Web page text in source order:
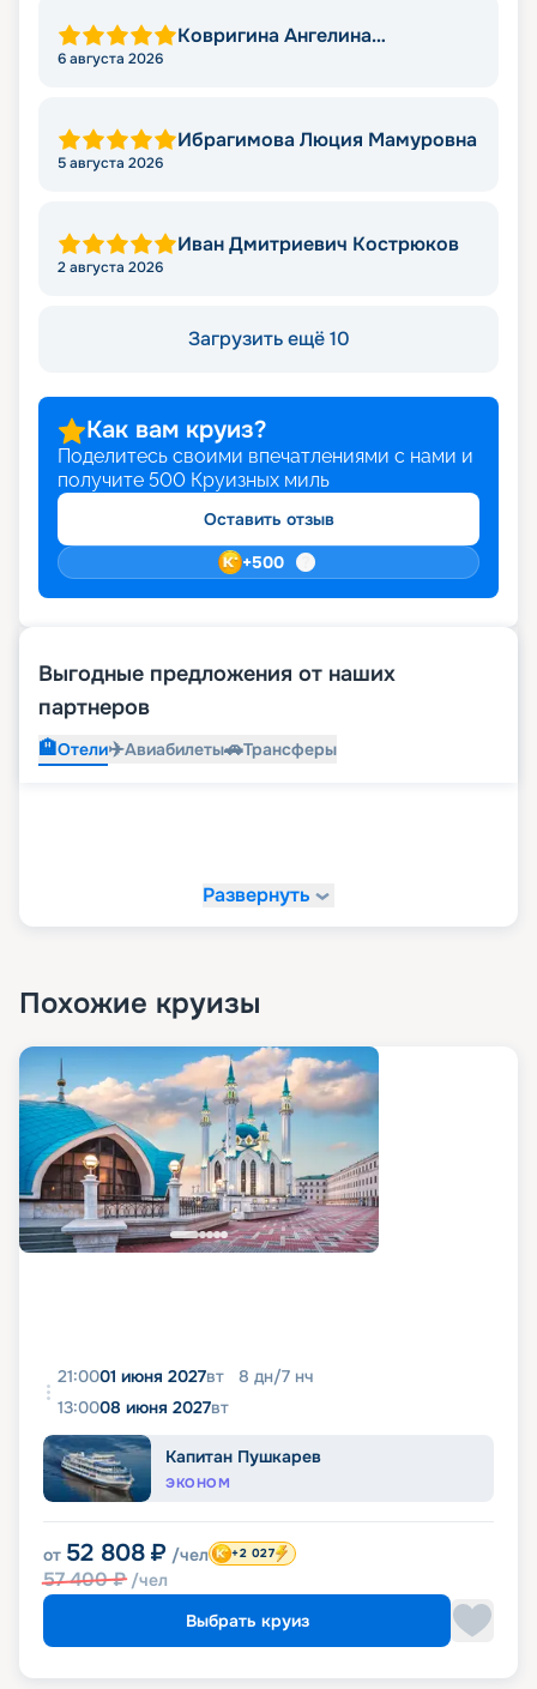
Ковригина Ангелина
6 августа 2026
Ибрагимова Люция Мамуровна
5 августа 2026
Иван Дмитриевич Кострюков
2 августа 2026
Загрузить ещё 10
Как вам круиз?
Поделитесь своими впечатлениями с нами и
получите 500 Круизных миль
Оставить отзыв
+500
Выгодные предложения от наших
партнеров
🏨Отели✈️Авиабилеты🚗Трансферы
Развернуть
Похожие круизы
21:0001 июня 2027вт 8 дн/7 нч
13:0008 июня 2027вт
Капитан Пушкарев
ЭКОНОМ
от 52 808 ₽ /чел
57 400₽ /чел
+2 027
Выбрать круиз